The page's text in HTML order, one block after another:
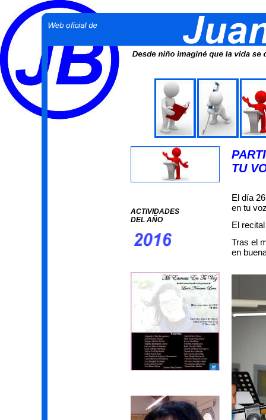
ACTIVIDADES
DEL AÑO
TU
El día
en tu
El
Tras el
en